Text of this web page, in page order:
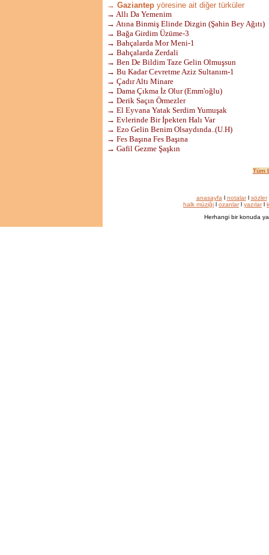
→ Gaziantep yöresine ait diğer türküler
→ Allı Da Yemenim
→ Atına Binmiş Elinde Dizgin (Şahin Bey Ağıtı)
→ Bağa Girdim Üzüme-3
→ Bahçalarda Mor Meni-1
→ Bahçalarda Zerdali
→ Ben De Bildim Taze Gelin Olmuşsun
→ Bu Kadar Cevretme Aziz Sultanım-1
→ Çadır Altı Minare
→ Dama Çıkma İz Olur (Emm'oğlu)
→ Derik Saçın Örmezler
→ El Eyvana Yatak Serdim Yumuşak
→ Evlerinde Bir İpekten Halı Var
→ Ezo Gelin Benim Olsaydında..(U.H)
→ Fes Başına Fes Başına
→ Gafil Gezme Şaşkın
Tüm
anasayfa l notalarl sözler
halk müziği l ozanlarl yazılarl
Herhangi bir konuda